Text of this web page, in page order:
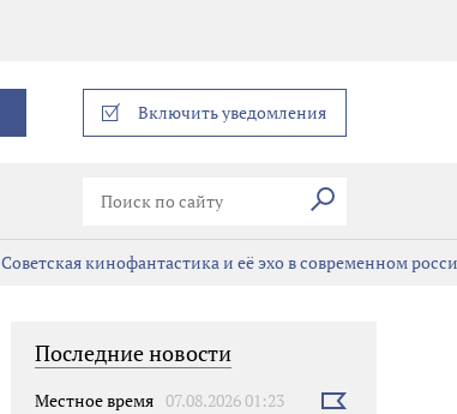
Включить уведомления
Искать
Советская кинофантастика и её эхо в современном
Последние новости
Местное время 07.08.2026 01:23
Выбрать